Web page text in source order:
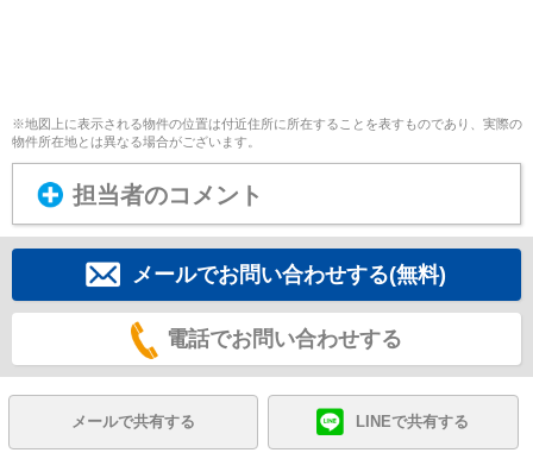
※地図上に表示される物件の位置は付近住所に所在することを表すものであり、実際の
物件所在地とは異なる場合がございます。
担当者のコメント
メールでお問い合わせする(無料)
電話でお問い合わせする
メールで共有する LINEで共有する